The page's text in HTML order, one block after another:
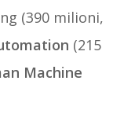
(390 milioni,
(215
Machine